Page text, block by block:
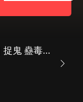
午夜摸鬼人｜懸疑｜捉鬼 蠱毒 風水｜AI多播